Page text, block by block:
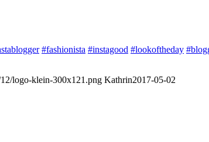
#fashionista #instagood #lookoftheday
logo-klein-300x121.png Kathrin2017-05-02